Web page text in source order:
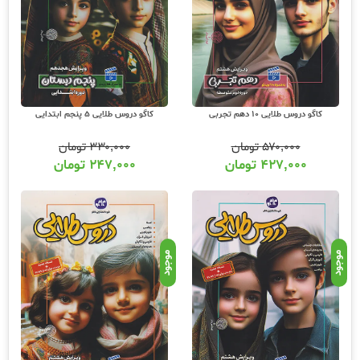
برای خرید مجموعه کتابهای دروس طلایی انتشارات کاگو با بهترین قیمت و ارسال رایگان تا
درب منزل به سراسر کشور میتوانید پس از انتخاب محصول مورد نظر خود در سایت عشق
کتاب و استفاده از تخفیف پایه سایت، از کد تخفیف زیر برای 5 درصد تخفیف بیشتر استفاده
کنید. عشق کتاب به شما ضمانت ارزان تر قیمت خرید برای کتابهای دروس طلایی انتشارات
کاگو را میدهد.
تحلیل و بررسی کتاب دروس طلایی انتشارات کاگو :
کتابهای دروس طلایییا گام به گام انتشارات کاگو یکی از قدیمی ترین و همزمان به روزترین
محصول انتشارات کاگو است. سازمان آموزشی کاگو در راستای تکمیل مفاهیم درسی و
هماهنگ سازی خانه و مدرسه، اقدام به تولید مجموعه کتابهایدروس طلاییبا محتوای غالب
حل المسائل کتاب درسی نموده است. این مجموعه برای دانش آموزان مقطع دبستان،
متوسطه اول و متوسطه دوم تولید و منتشر میگردد. برای هر مقطع یک کتاب بصورت تک
جلدی منتشر میشود که شامل تمامی دروس ارائه شده در آن مقطع می باشد و شامل حل
تمامی تمرین‌های کتاب‌های درسی به انضمام تمرین‌های تکمیلی و پاسخ این تمرین‌هاست.
ساختار عموم کتابهای این مجموعه که به شکل دو رنگ منتشر میشود به این شکل است که
ابتدا یک خلاصه درس از هر درس ارائه شده و در ادامه مطابق با کتاب درسی و چینش کتاب
درسی، حل تمامی تمرین‌ها آورده شده است. از ویژگی‌های خوب و متمایز کننده کتاب های
کاگو دروس طلایی 10 دهم تجربی
۵۷۰,۰۰۰تومان
۴۲۷,۰۰۰ تومان
کاگو دروس طلایی 5 پنجم ابتدایی
۳۳۰,۰۰۰تومان
۲۴۷,۰۰۰ تومان
موجود موجود